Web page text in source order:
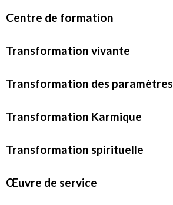
Centre de formation
Transformation vivante
Transformation des paramètres
Transformation Karmique
Transformation spirituelle
Œuvre de service